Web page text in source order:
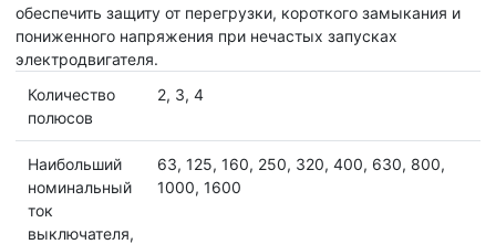
обеспечить защиту от перегрузки, короткого замыкания и
пониженного напряжения при нечастых запусках
электродвигателя.
Количество
полюсов
2, 3, 4
Наибольший
номинальный
ток
выключателя,
63, 125, 160, 250, 320, 400, 630, 800,
1000, 1600